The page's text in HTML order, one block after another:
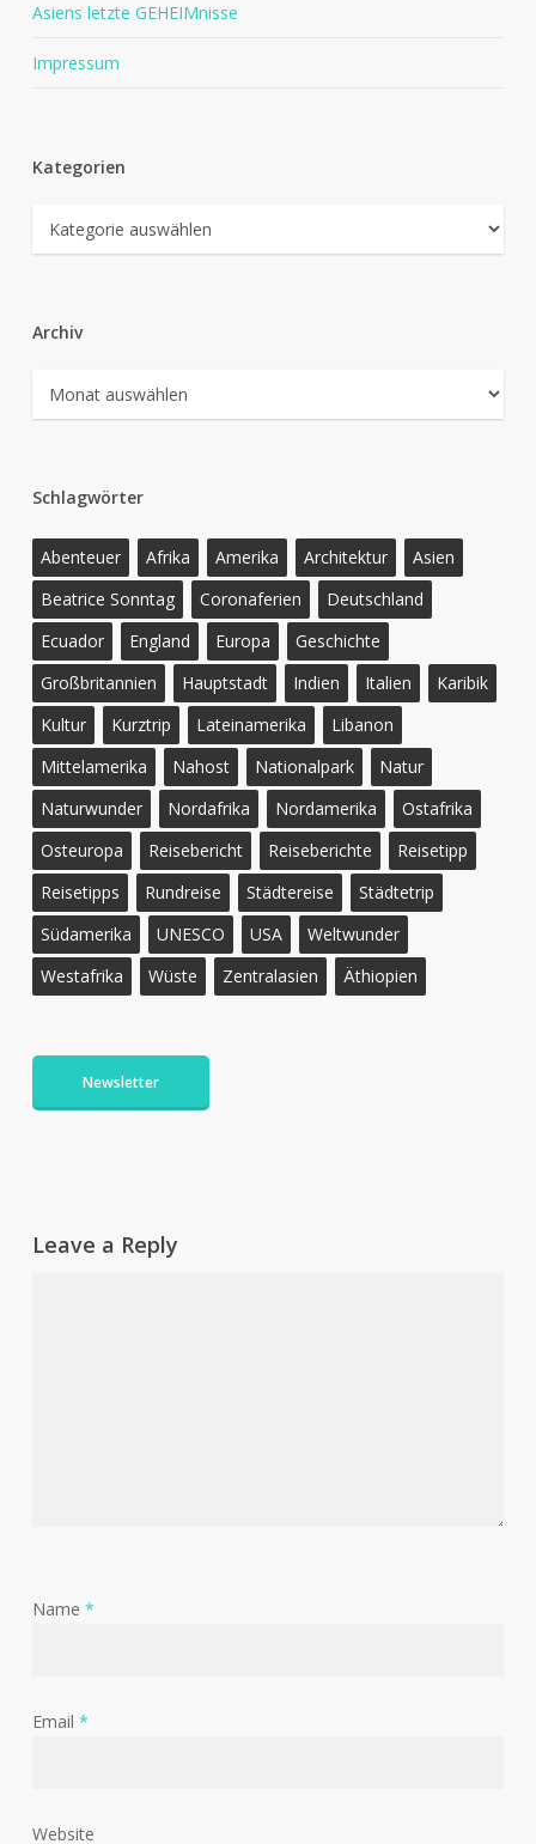
Asiens letzte GEHEIMnisse
Impressum
Kategorien
Kategorien
Archiv
Archiv
Schlagwörter
Abenteuer Afrika Amerika Architektur
Asien
Beatrice Sonntag
Coronaferien
Deutschland
Ecuador
England Europa
Geschichte
Großbritannien
Hauptstadt Indien Italien
Karibik
Kultur
Kurztrip Lateinamerika
Libanon
Mittelamerika
Nahost Nationalpark
Natur
Naturwunder
Nordafrika Nordamerika
Ostafrika
Osteuropa
Reisebericht Reiseberichte
Reisetipp
Reisetipps
Rundreise Städtereise
Städtetrip
Südamerika
UNESCO USA
Weltwunder
Westafrika
Wüste Zentralasien Äthiopien
Newsletter
Leave a Reply
Name *
Email *
Website